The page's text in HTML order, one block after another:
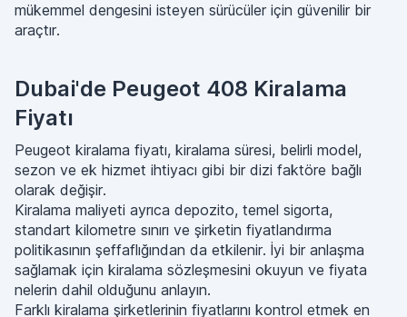
mükemmel dengesini isteyen sürücüler için güvenilir bir
araçtır.
Dubai'de Peugeot 408 Kiralama
Fiyatı
Peugeot kiralama fiyatı, kiralama süresi, belirli model,
sezon ve ek hizmet ihtiyacı gibi bir dizi faktöre bağlı
olarak değişir.
Kiralama maliyeti ayrıca depozito, temel sigorta,
standart kilometre sınırı ve şirketin fiyatlandırma
politikasının şeffaflığından da etkilenir. İyi bir anlaşma
sağlamak için kiralama sözleşmesini okuyun ve fiyata
nelerin dahil olduğunu anlayın.
Farklı kiralama şirketlerinin fiyatlarını kontrol etmek en